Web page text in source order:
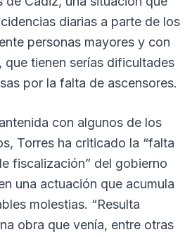
diarias a parte de los
personas mayores y con
que tienen serías dificultades
por la falta de ascensores.
con algunos de los
Torres ha criticado la “falta
fiscalización” del gobierno
una actuación que acumula
molestias. “Resulta
obra que venía, entre otras